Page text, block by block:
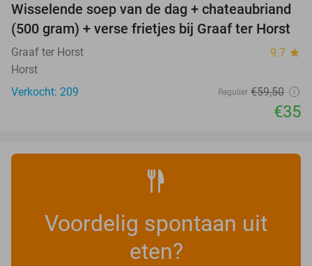
41%
Wisselende soep van de dag + chateaubriand
(500 gram) + verse frietjes bij Graaf ter Horst
Graaf ter Horst 9.7 star
Horst
Verkocht: 209
Regulier €59,50
€35
Voordelig spontaan uit
eten?